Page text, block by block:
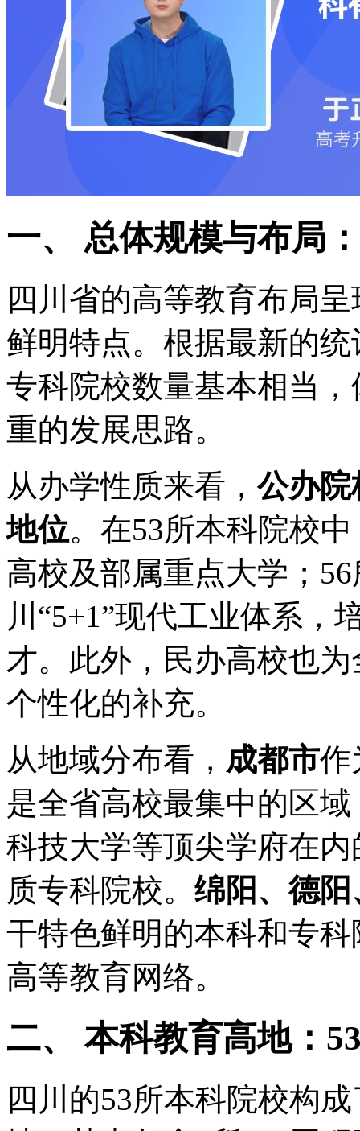
一、 总体规模与布局
四川省的高等教育布局
鲜明特点。根据最新的
专科院校数量基本相当
重的发展思路。
从办学性质来看， 公办院
地位。在53所本科院校
高校及部属重点大学；
川“5+1”现代工业体系，
才。此外，民办高校也
个性化的补充。
从地域分布看， 成都市作
是全省高校最集中的区
科技大学等顶尖学府在
质专科院校。 绵阳、德
干特色鲜明的本科和专
高等教育网络。
二、 本科教育高地：
四川的53所本科院校构